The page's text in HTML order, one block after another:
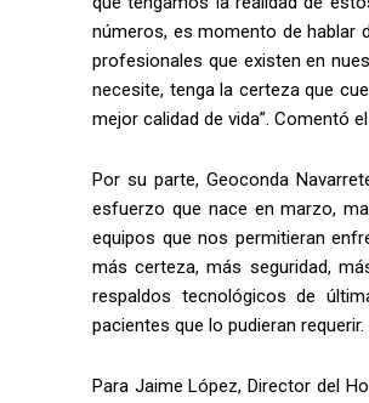
números, es momento de hablar
profesionales que existen en
necesite, tenga la certeza que
mejor calidad de vida”. Comentó
Por su parte, Geoconda
esfuerzo que nace en marzo,
equipos que nos permitieran
más certeza, más seguridad,
respaldos tecnológicos de
pacientes que lo pudieran requerir.
Para Jaime López, Director del